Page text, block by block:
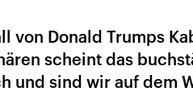
von Donald Trumps
scheint das
und sind wir auf dem